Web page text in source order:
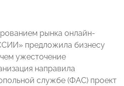
рынка онлайн-
предложила бизнесу
ужесточение
направила
службе (ФАС) проект